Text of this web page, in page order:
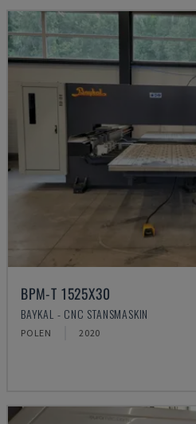
BPM-T 1525X30
BAYKAL - CNC STANSMASKIN
POLEN 2020